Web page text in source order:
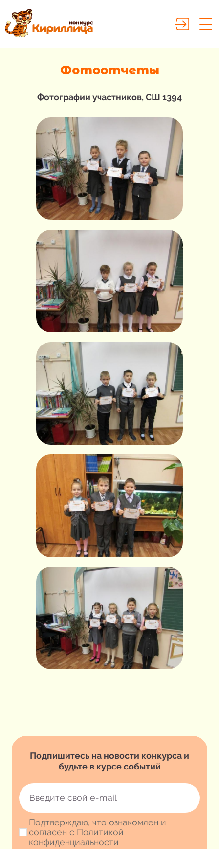
Фотоотчеты
Фотографии участников, СШ 1394
Подпишитесь на новости конкурса и
будьте в курсе событий
Подтверждаю, что ознакомлен и
согласен с Политикой
конфиденциальности